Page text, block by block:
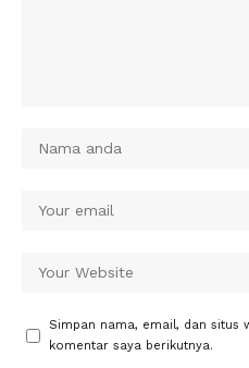
Simpan nama, email, dan situs
komentar saya berikutnya.